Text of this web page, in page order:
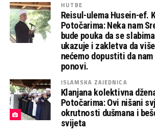
HUTBE
Reisul-ulema Husein-ef.
Potočarima: Neka nam
bude pouka da se
ukazuje i zakletva da
nećemo dopustiti da
ponovi.
ISLAMSKA ZAJEDNICA
Klanjana kolektivna
Potočarima: Ovi nišani
okrutnosti dušmana i
svijeta